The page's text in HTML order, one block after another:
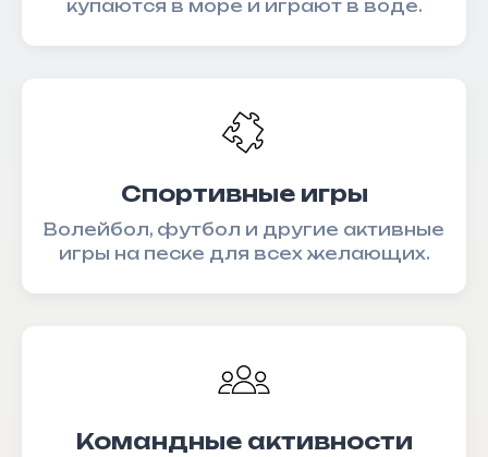
купаются в море и играют в воде.
Спортивные игры
Волейбол, футбол и другие активные
игры на песке для всех желающих.
Командные активности
Записаться на консультацию
оказание услуг обучающихся
Об образовательной
ИНН 0800023582
ООО "Скиллс